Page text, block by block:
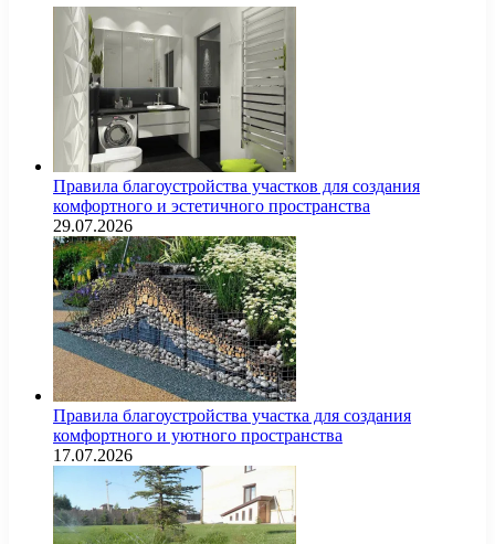
Правила благоустройства участков для создания
комфортного и эстетичного пространства
29.07.2026
Правила благоустройства участка для создания
комфортного и уютного пространства
17.07.2026